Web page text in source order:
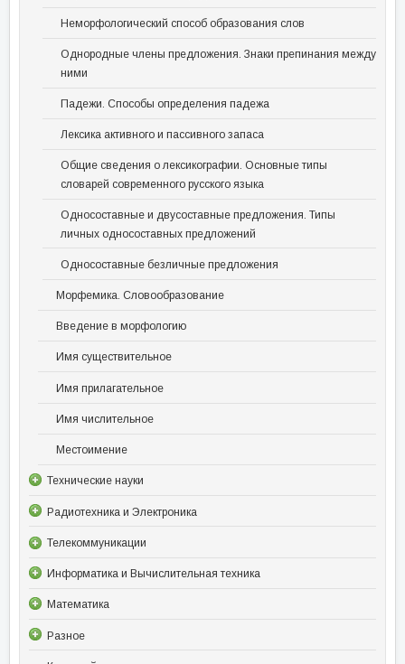
Неморфологический способ образования слов
Однородные члены предложения. Знаки препинания между
ними
Падежи. Способы определения падежа
Лексика активного и пассивного запаса
Общие сведения о лексикографии. Основные типы
словарей современного русского языка
Односоставные и двусоставные предложения. Типы
личных односоставных предложений
Односоставные безличные предложения
Морфемика. Словообразование
Введение в морфологию
Имя существительное
Имя прилагательное
Имя числительное
Местоимение
Технические науки
Радиотехника и Электроника
Телекоммуникации
Информатика и Вычислительная техника
Математика
Разное